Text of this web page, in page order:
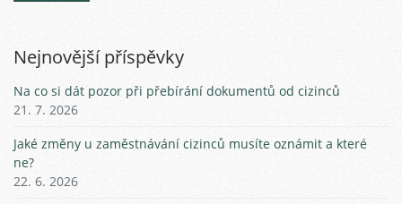
Nejnovější příspěvky
Na co si dát pozor při přebírání dokumentů od cizinců
21. 7. 2026
Jaké změny u zaměstnávání cizinců musíte oznámit a které
ne?
22. 6. 2026